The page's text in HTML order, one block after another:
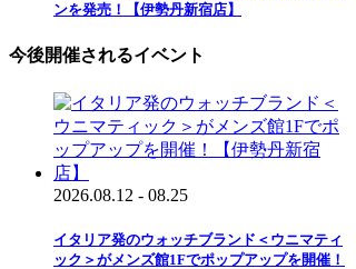
ンを発売！【伊勢丹新宿店】
今後開催されるイベント
2026.08.12 - 08.25
イタリア発のウォッチブランド＜ウニマティ
ック＞がメンズ館1Fでポップアップを開催！